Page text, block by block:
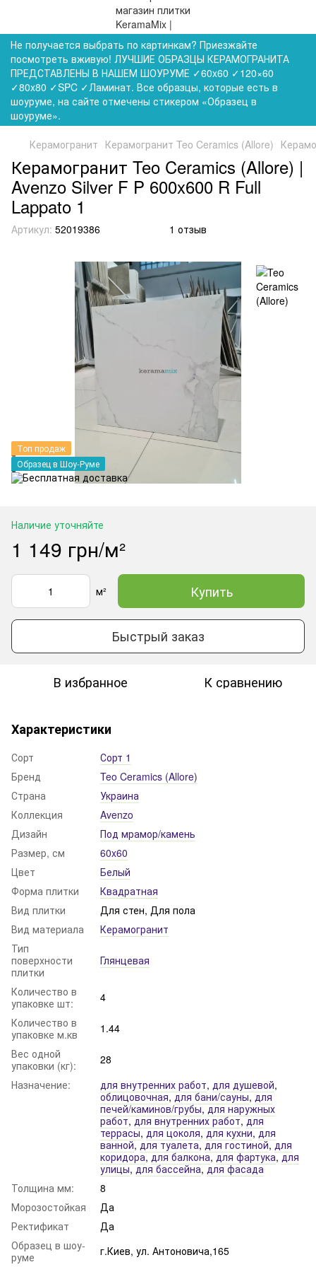
Не получается выбрать по картинкам? Приезжайте
посмотреть вживую! ЛУЧШИЕ ОБРАЗЦЫ КЕРАМОГРАНИТА
ПРЕДСТАВЛЕНЫ В НАШЕМ ШОУРУМЕ ✓60x60 ✓120×60
✓80x80 ✓SPC ✓Ламинат. Все образцы, которые есть в
шоуруме, на сайте отмечены стикером «Образец в
шоуруме».
Керамогранит Керамогранит Teo Ceramics (Allore)
Керамогранит Teo Ceramics (Allore) |
Avenzo Silver F P 600x600 R Full
Lappato 1
Артикул: 52019386 1 отзыв
Топ продаж
Образец в Шоу-Руме
Наличие уточняйте
1 149 грн/м²
м² Купить
Быстрый заказ
В избранное К сравнению
Характеристики
Сорт
Сорт 1
Бренд
Teo Ceramics (Allore)
Страна
Украина
Коллекция
Avenzo
Дизайн
Под мрамор/камень
Размер, см
60x60
Цвет
Белый
Форма плитки
Квадратная
Вид плитки
Для стен, Для пола
Вид материала
Керамогранит
Тип
поверхности
плитки
Глянцевая
Количество в
упаковке шт:
4
Количество в
упаковке м.кв
1.44
Вес одной
упаковки (кг):
28
Назначение:
для внутренних работ, для душевой,
облицовочная,для бани/сауны,для
печей/каминов/грубы,для наружных
работ,для внутренних работ,для
террасы,для цоколя,для кухни,для
ванной,для туалета, для гостиной,для
коридора,для балкона,для фартука,для
улицы,для бассейна,для фасада
Толщина мм:
8
Морозостойкая
Да
Ректификат
Да
Образец в шоу-
руме
г.Киев, ул. Антоновича,165